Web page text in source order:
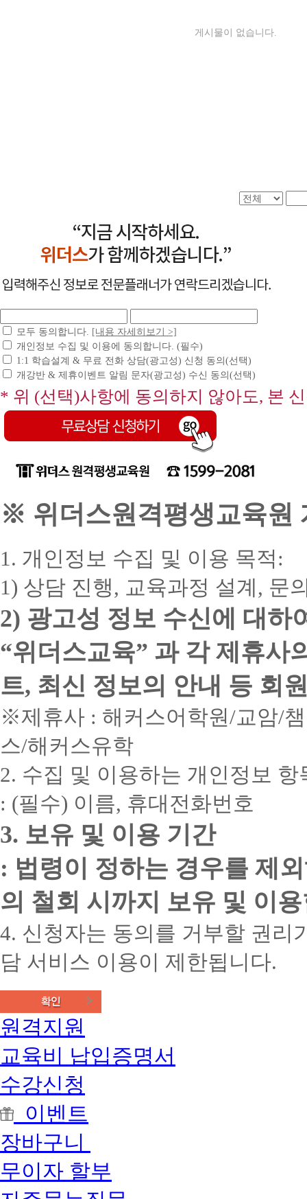
게시물이 없습니다.
모두 동의합니다.
[내용 자세히보기 >]
개인정보 수집 및 이용에 동의합니다. (필수)
1:1 학습설계 & 무료 전화 상담(광고성) 신청 동의(선택)
개강반 & 제휴이벤트 알림 문자(광고성) 수신 동의(선택)
* 위 (선택)사항에 동의하지 않아도, 본
※ 위더스원격평생교육원
1. 개인정보 수집 및 이용 목적:
1) 상담 진행, 교육과정 설계, 문
2) 광고성 정보 수신에 대하
“위더스교육” 과 각 제휴사
트, 최신 정보의 안내 등 회
※제휴사 : 해커스어학원/교암/
스/해커스유학
2. 수집 및 이용하는 개인정보 항
: (필수) 이름, 휴대전화번호
3. 보유 및 이용 기간
: 법령이 정하는 경우를 제
의 철회 시까지 보유 및 이
4. 신청자는 동의를 거부할 권리
담 서비스 이용이 제한됩니다.
원격지원
교육비 납입증명서
수강신청
이벤트
장바구니
무이자 할부